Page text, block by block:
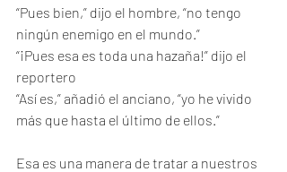
“Pues bien,” dijo el hombre, “no tengo
ningún enemigo en el mundo.”
“¡Pues esa es toda una hazaña!” dijo el
reportero
“Así es,” añadió el anciano, “yo he vivido
más que hasta el último de ellos.”
Esa es una manera de tratar a nuestros